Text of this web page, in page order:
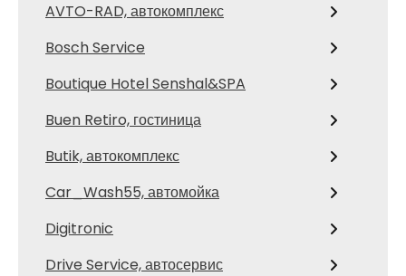
AVTO-RAD, автокомплекс
Bosch Service
Boutique Hotel Senshal&SPA
Buen Retiro, гостиница
Butik, автокомплекс
Car_Wash55, автомойка
Digitronic
Drive Service, автосервис